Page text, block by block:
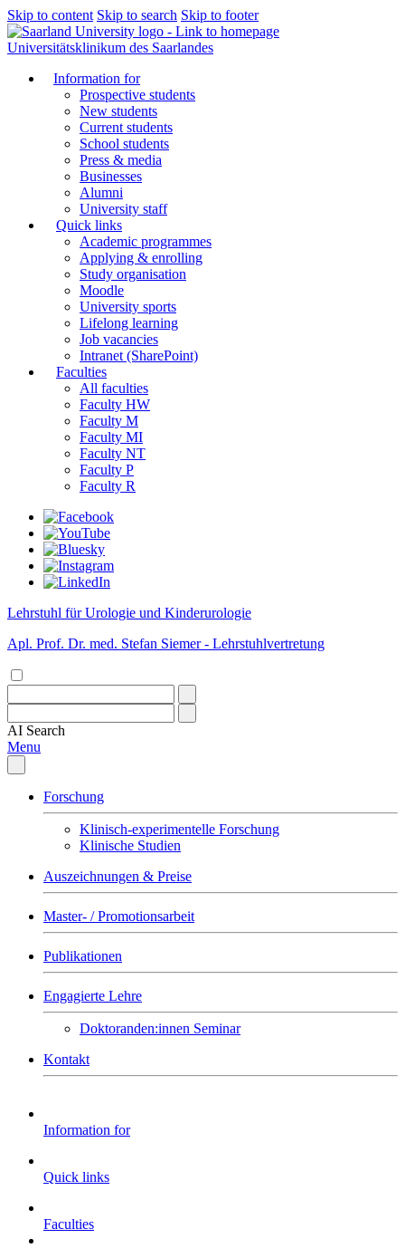
Skip to content Skip to search Skip to footer
Universitätsklinikum des Saarlandes
Information for
Prospective students
New students
Current students
School students
Press & media
Businesses
Alumni
University staff
Quick links
Academic programmes
Applying & enrolling
Study organisation
Moodle
University sports
Lifelong learning
Job vacancies
Intranet (SharePoint)
Faculties
All faculties
Faculty HW
Faculty M
Faculty MI
Faculty NT
Faculty P
Faculty R
Lehrstuhl für Urologie und Kinderurologie
Apl. Prof. Dr. med. Stefan Siemer - Lehrstuhlvertretung
AI Search
Menu
Forschung
Klinisch-experimentelle Forschung
Klinische Studien
Auszeichnungen & Preise
Master- / Promotionsarbeit
Publikationen
Engagierte Lehre
Doktoranden:innen Seminar
Kontakt
Information for
Quick links
Faculties